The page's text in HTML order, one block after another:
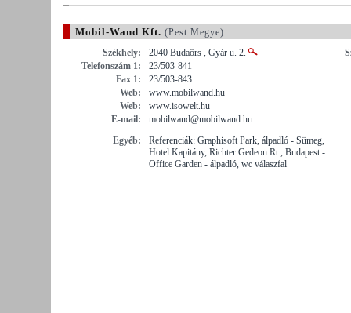
Mobil-Wand Kft. (Pest Megye)
Székhely:
2040 Budaörs , Gyár u. 2.
Telefonszám 1:
23/503-841
Fax 1:
23/503-843
Web:
www.mobilwand.hu
Web:
www.isowelt.hu
E-mail:
mobilwand@mobilwand.hu
Egyéb:
Referenciák: Graphisoft Park, álpadló - Sümeg,
Hotel Kapitány, Richter Gedeon Rt., Budapest -
Office Garden - álpadló, wc válaszfal